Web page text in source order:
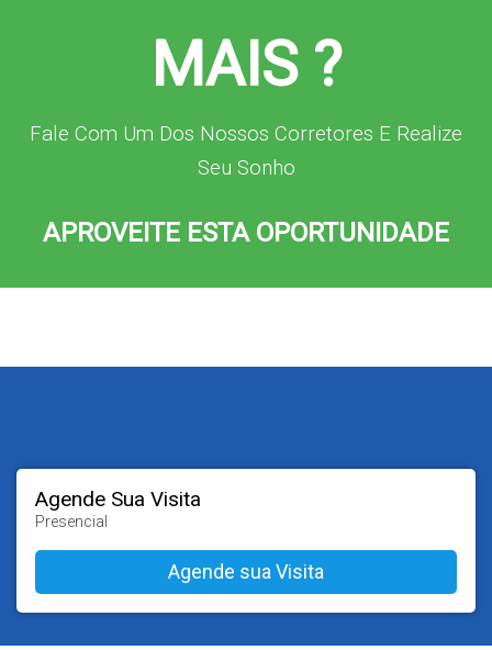
MAIS ?
Fale Com Um Dos Nossos Corretores E Realize
Seu Sonho
APROVEITE ESTA OPORTUNIDADE
Agende Sua Visita
Presencial